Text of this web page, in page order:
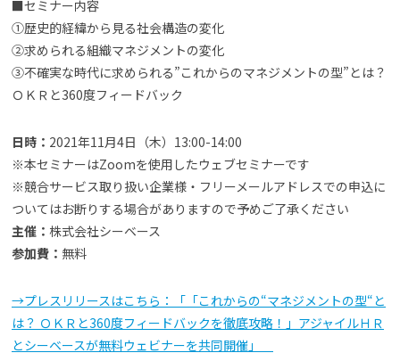
■セミナー内容
①歴史的経緯から見る社会構造の変化
②求められる組織マネジメントの変化
③不確実な時代に求められる”これからのマネジメントの型”とは？
ＯＫＲと360度フィードバック
日時： 2021年11月4日（木）13:00-14:00
※本セミナーはZoomを使用したウェブセミナーです
※競合サービス取り扱い企業様・フリーメールアドレスでの申込に
ついてはお断りする場合がありますので予めご了承ください
主催： 株式会社シーベース
参加費： 無料
→プレスリリースはこちら：「「これからの“マネジメントの型“と
は？ ＯＫＲと360度フィードバックを徹底攻略！」アジャイルＨＲ
とシーベースが無料ウェビナーを共同開催」